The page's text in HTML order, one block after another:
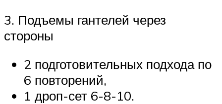
3. Подъемы гантелей через
стороны
2 подготовительных подхода по
6 повторений,
1 дроп-сет 6-8-10.